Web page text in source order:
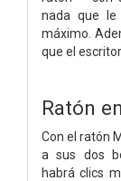
nada que le
máximo.
que el
Ratón
Con el ratón
a sus dos
habrá clics